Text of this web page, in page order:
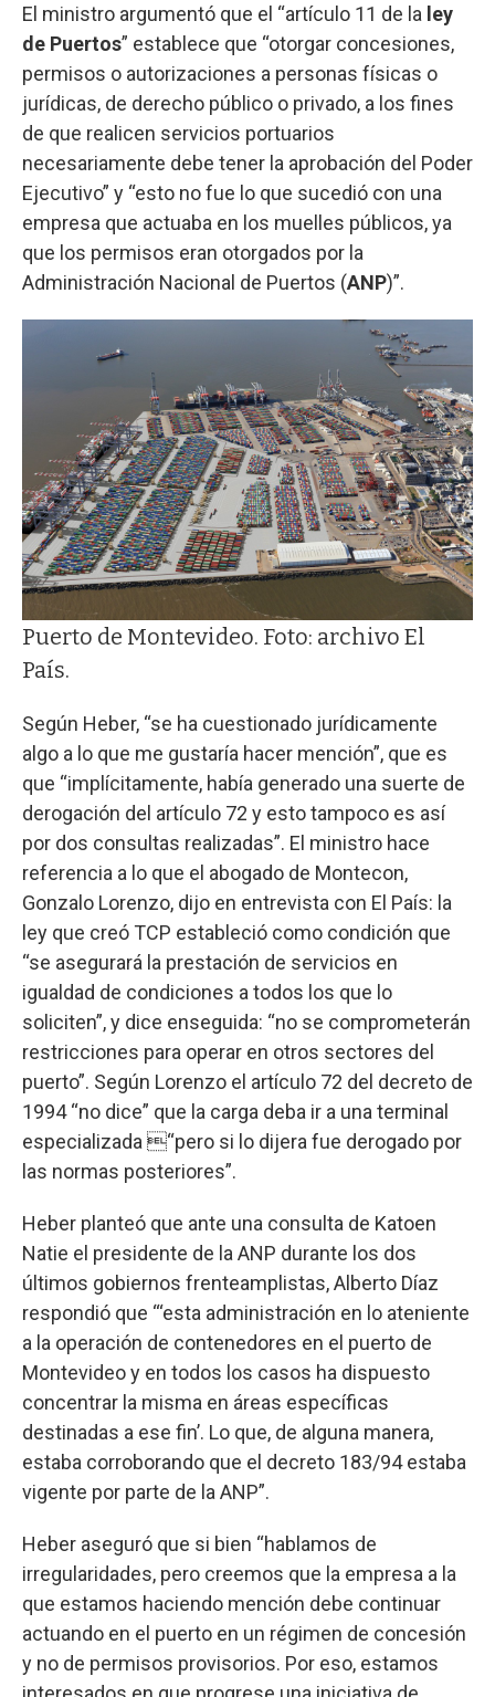
El ministro argumentó que el “artículo 11 de la ley
de Puertos” establece que “otorgar concesiones,
permisos o autorizaciones a personas físicas o
jurídicas, de derecho público o privado, a los fines
de que realicen servicios portuarios
necesariamente debe tener la aprobación del Poder
Ejecutivo” y “esto no fue lo que sucedió con una
empresa que actuaba en los muelles públicos, ya
que los permisos eran otorgados por la
Administración Nacional de Puertos (ANP)”.
Puerto de Montevideo. Foto: archivo El
País.
Según Heber, “se ha cuestionado jurídicamente
algo a lo que me gustaría hacer mención”, que es
que “implícitamente, había generado una suerte de
derogación del artículo 72 y esto tampoco es así
por dos consultas realizadas”. El ministro hace
referencia a lo que el abogado de Montecon,
Gonzalo Lorenzo, dijo en entrevista con El País: la
ley que creó TCP estableció como condición que
“se asegurará la prestación de servicios en
igualdad de condiciones a todos los que lo
soliciten”, y dice enseguida: “no se comprometerán
restricciones para operar en otros sectores del
puerto”. Según Lorenzo el artículo 72 del decreto de
1994 “no dice” que la carga deba ir a una terminal
especializada “pero si lo dijera fue derogado por
las normas posteriores”.
Heber planteó que ante una consulta de Katoen
Natie el presidente de la ANP durante los dos
últimos gobiernos frenteamplistas, Alberto Díaz
respondió que “‘esta administración en lo ateniente
a la operación de contenedores en el puerto de
Montevideo y en todos los casos ha dispuesto
concentrar la misma en áreas específicas
destinadas a ese fin’. Lo que, de alguna manera,
estaba corroborando que el decreto 183/94 estaba
vigente por parte de la ANP”.
Heber aseguró que si bien “hablamos de
irregularidades, pero creemos que la empresa a la
que estamos haciendo mención debe continuar
actuando en el puerto en un régimen de concesión
y no de permisos provisorios. Por eso, estamos